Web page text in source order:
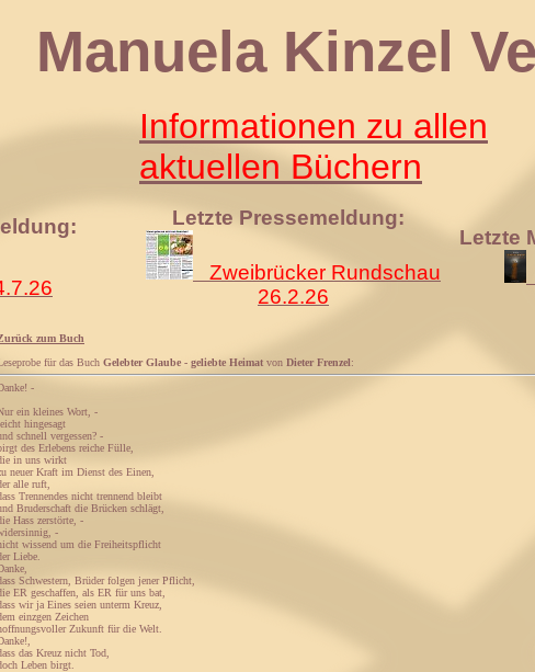
Kinzel
Informationen zu allen
aktuellen Büchern
Letzte Pressemeldung:
Zweibrücker Rundschau
26.2.26
Letzte
zum Buch
für das Buch Gelebter Glaube - geliebte Heimat von Dieter Frenzel:
-
ein kleines Wort, -
hingesagt
schnell vergessen? -
des Erlebens reiche Fülle,
in uns wirkt
neuer Kraft im Dienst des Einen,
alle ruft,
Trennendes nicht trennend bleibt
Bruderschaft die Brücken schlägt,
Hass zerstörte, -
-
wissend um die Freiheitspflicht
Liebe.
Schwestern, Brüder folgen jener Pflicht,
ER geschaffen, als ER für uns bat,
wir ja Eines seien unterm Kreuz,
einzgen Zeichen
Zukunft für die Welt.
das Kreuz nicht Tod,
Leben birgt.